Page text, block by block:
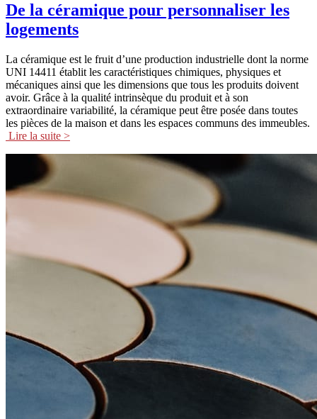
De la céramique pour personnaliser les
logements
La céramique est le fruit d’une production industrielle dont la norme
UNI 14411 établit les caractéristiques chimiques, physiques et
mécaniques ainsi que les dimensions que tous les produits doivent
avoir. Grâce à la qualité intrinsèque du produit et à son
extraordinaire variabilité, la céramique peut être posée dans toutes
les pièces de la maison et dans les espaces communs des immeubles.
Lire la suite >